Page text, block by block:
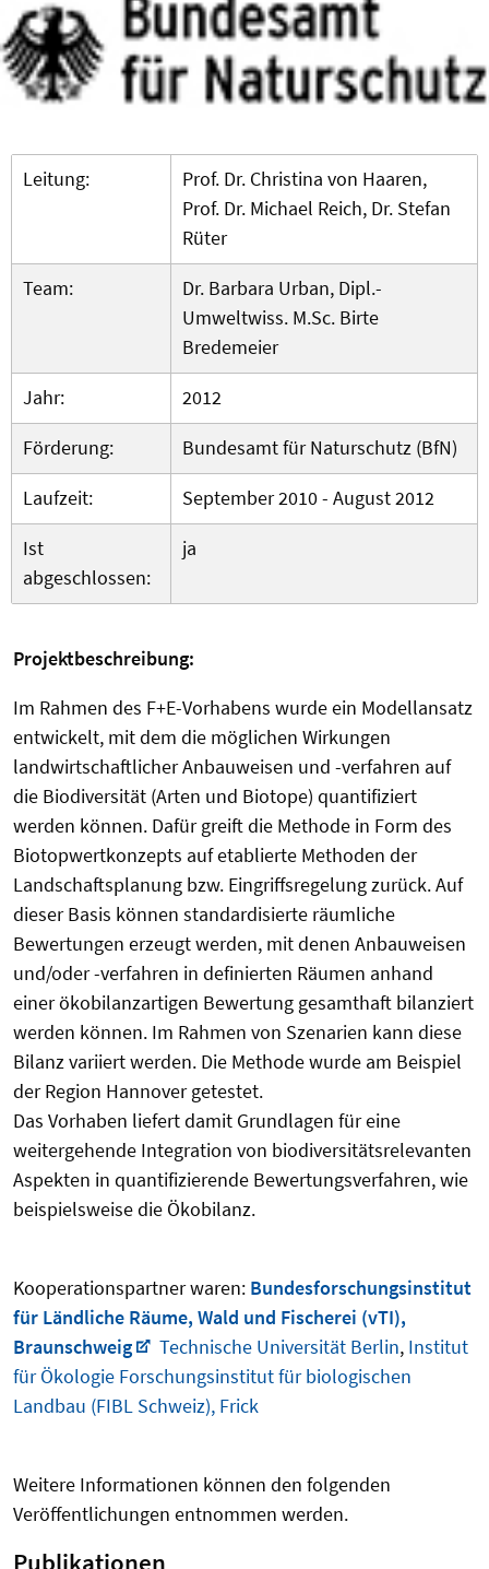
Leitung:
Prof. Dr. Christina von Haaren,
Prof. Dr. Michael Reich, Dr. Stefan
Rüter
Team:
Dr. Barbara Urban, Dipl.-
Umweltwiss. M.Sc. Birte
Bredemeier
Jahr:
2012
Förderung:
Bundesamt für Naturschutz (BfN)
Laufzeit:
September 2010 - August 2012
Ist
abgeschlossen:
ja
Projektbeschreibung:
Im Rahmen des F+E-Vorhabens wurde ein Modellansatz
entwickelt, mit dem die möglichen Wirkungen
landwirtschaftlicher Anbauweisen und -verfahren auf
die Biodiversität (Arten und Biotope) quantifiziert
werden können. Dafür greift die Methode in Form des
Biotopwertkonzepts auf etablierte Methoden der
Landschaftsplanung bzw. Eingriffsregelung zurück. Auf
dieser Basis können standardisierte räumliche
Bewertungen erzeugt werden, mit denen Anbauweisen
und/oder -verfahren in definierten Räumen anhand
einer ökobilanzartigen Bewertung gesamthaft bilanziert
werden können. Im Rahmen von Szenarien kann diese
Bilanz variiert werden. Die Methode wurde am Beispiel
der Region Hannover getestet.
Das Vorhaben liefert damit Grundlagen für eine
weitergehende Integration von biodiversitätsrelevanten
Aspekten in quantifizierende Bewertungsverfahren, wie
beispielsweise die Ökobilanz.
Kooperationspartner waren: Bundesforschungsinstitut
für Ländliche Räume, Wald und Fischerei (vTI),
Braunschweig
Technische Universität Berlin, Institut
für Ökologie Forschungsinstitut für biologischen
Landbau (FIBL Schweiz), Frick
Weitere Informationen können den folgenden
Veröffentlichungen entnommen werden.
Publikationen